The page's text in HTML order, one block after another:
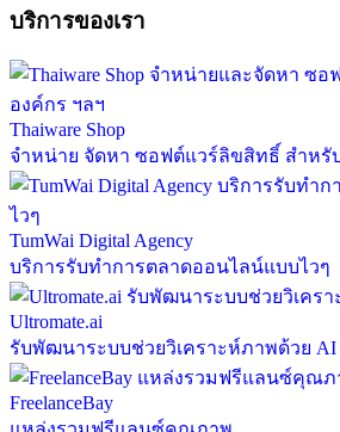
บริการของเรา
Thaiware Shop
จำหน่าย จัดหา ซอฟต์แวร์ลิขสิทธิ์ สำหรั
TumWai Digital Agency
บริการรับทำการตลาดออนไลน์แบบไวๆ
Ultromate.ai
รับพัฒนาระบบช่วยวิเคราะห์ภาพด้วย AI
FreelanceBay